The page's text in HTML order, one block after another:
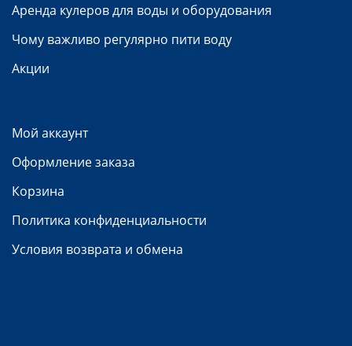
Аренда кулеров для воды и оборудования
Чому важливо регулярно пити воду
Акции
Мой аккаунт
Оформление заказа
Корзина
Политика конфиденциальности
Условия возврата и обмена